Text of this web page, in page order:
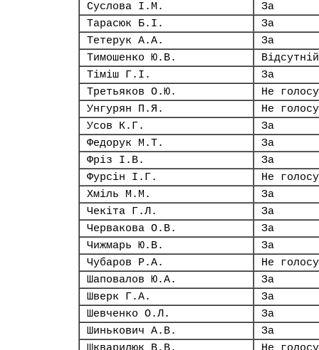
Суслова І.М.
За
Тарасюк Б.І.
За
Тетерук А.А.
За
Тимошенко Ю.В.
Відсутній
Тіміш Г.І.
За
Третьяков О.Ю.
Не
Унгурян П.Я.
Не
Усов К.Г.
За
Федорук М.Т.
За
Фріз І.В.
За
Фурсін І.Г.
Не
Хміль М.М.
За
Чекіта Г.Л.
За
Червакова О.В.
За
Чижмарь Ю.В.
За
Чубаров Р.А.
Не
Шаповалов Ю.А.
За
Шверк Г.А.
За
Шевченко О.Л.
За
Шинькович А.В.
За